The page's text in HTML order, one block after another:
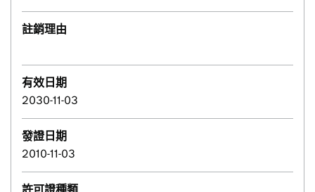
註銷理由
有效日期
2030-11-03
發證日期
2010-11-03